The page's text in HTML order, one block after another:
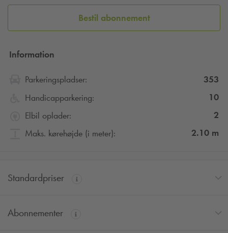
Bestil abonnement
Information
Parkeringspladser:
353
Handicapparkering:
10
Elbil oplader:
2
Maks. kørehøjde (i meter):
2.10 m
Standardpriser
Abonnementer